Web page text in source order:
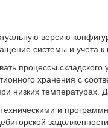
версию
системы и учета
процессы
хранения с
низких температурах.
и